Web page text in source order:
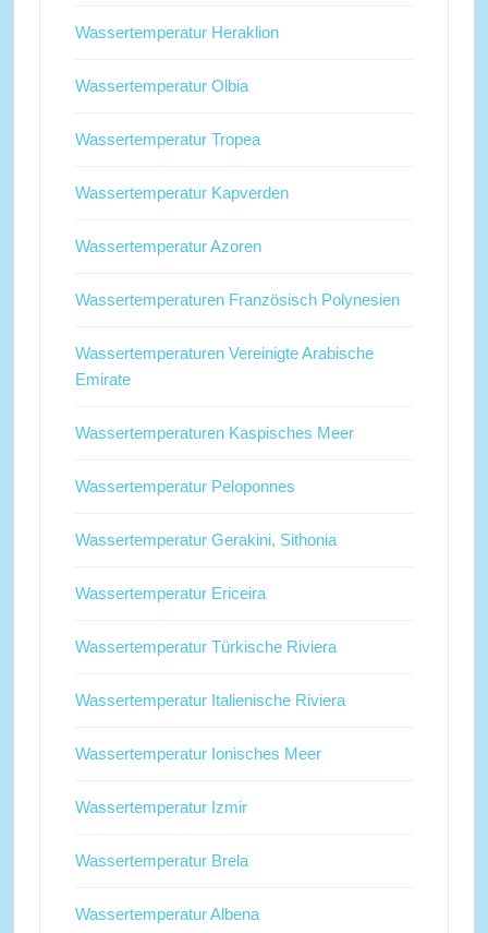
Wassertemperatur Heraklion
Wassertemperatur Olbia
Wassertemperatur Tropea
Wassertemperatur Kapverden
Wassertemperatur Azoren
Wassertemperaturen Französisch Polynesien
Wassertemperaturen Vereinigte Arabische
Emirate
Wassertemperaturen Kaspisches Meer
Wassertemperatur Peloponnes
Wassertemperatur Gerakini, Sithonia
Wassertemperatur Ericeira
Wassertemperatur Türkische Riviera
Wassertemperatur Italienische Riviera
Wassertemperatur Ionisches Meer
Wassertemperatur Izmir
Wassertemperatur Brela
Wassertemperatur Albena